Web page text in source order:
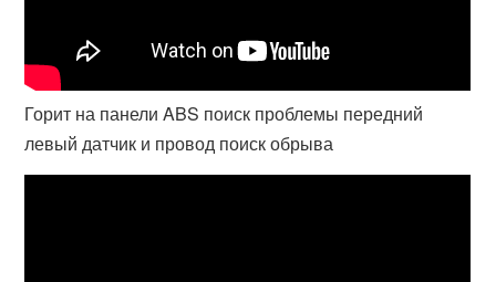
Горит на панели ABS поиск проблемы передний
левый датчик и провод поиск обрыва